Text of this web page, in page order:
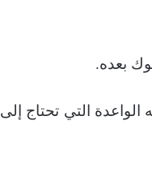
بعده.
التي تحتاج إلى